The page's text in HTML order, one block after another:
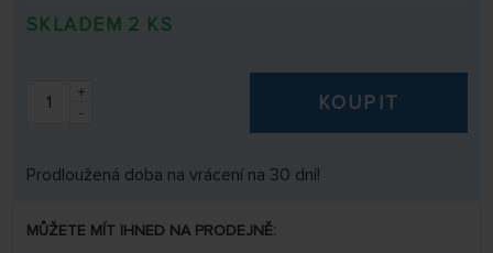
SKLADEM 2 KS
+
-
KOUPIT
Prodloužená doba na vrácení na 30 dní!
MŮŽETE MÍT IHNED NA PRODEJNĚ: